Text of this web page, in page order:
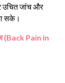
उचित जांच और
सके।
(Back Pain in